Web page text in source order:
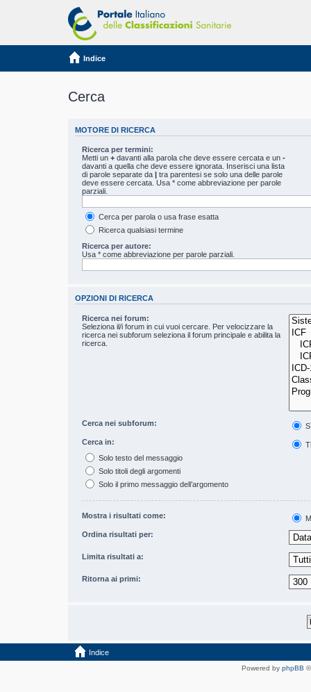
Indice
Cerca
MOTORE DI RICERCA
Ricerca per termini:
Metti un+ davanti alla parola che deve essere cercata e un-
davanti a quella che deve essere ignorata. Inserisci una lista
di parole separate da
tra parentesi se solo una delle parole
deve essere cercata. Usa * come abbreviazione per parole
parziali.
Cerca per parola o usa frase esatta
Ricerca qualsiasi termine
Ricerca per autore:
Usa * come abbreviazione per parole parziali.
OPZIONI DI RICERCA
Ricerca nei forum:
Seleziona il/i forum in cui vuoi cercare. Per velocizzare la
ricerca nei subforum seleziona il forum principale e abilita la
ricerca.
Cerca nei subforum:
Cerca in:
Solo testo del messaggio
Solo titoli degli argomenti
Solo il primo messaggio dell’argomento
Mostra i risultati come:
Ordina risultati per:
Limita risultati a:
Ritorna ai primi:
Indice
Powered by phpBB